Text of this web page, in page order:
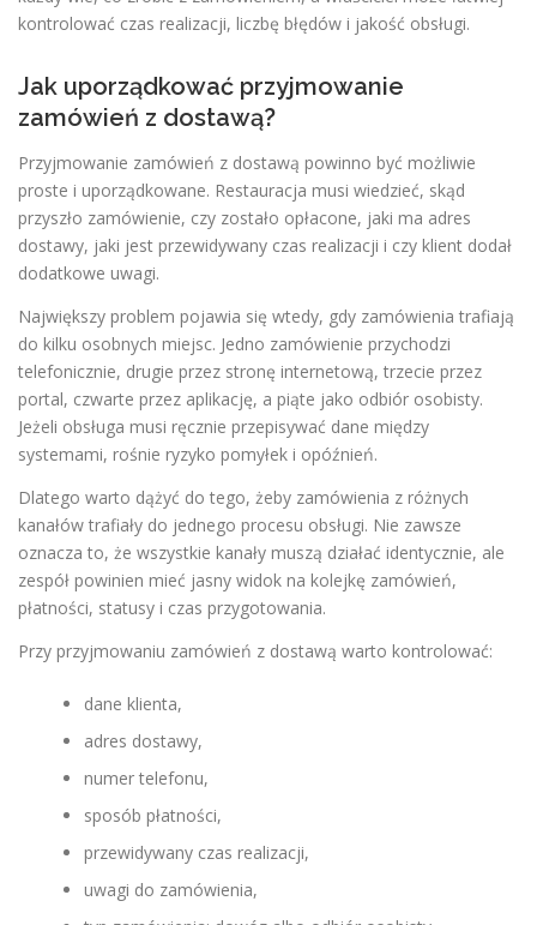
kontrolować czas realizacji, liczbę błędów i jakość obsługi.
Jak uporządkować przyjmowanie
zamówień z dostawą?
Przyjmowanie zamówień z dostawą powinno być możliwie
proste i uporządkowane. Restauracja musi wiedzieć, skąd
przyszło zamówienie, czy zostało opłacone, jaki ma adres
dostawy, jaki jest przewidywany czas realizacji i czy klient dodał
dodatkowe uwagi.
Największy problem pojawia się wtedy, gdy zamówienia trafiają
do kilku osobnych miejsc. Jedno zamówienie przychodzi
telefonicznie, drugie przez stronę internetową, trzecie przez
portal, czwarte przez aplikację, a piąte jako odbiór osobisty.
Jeżeli obsługa musi ręcznie przepisywać dane między
systemami, rośnie ryzyko pomyłek i opóźnień.
Dlatego warto dążyć do tego, żeby zamówienia z różnych
kanałów trafiały do jednego procesu obsługi. Nie zawsze
oznacza to, że wszystkie kanały muszą działać identycznie, ale
zespół powinien mieć jasny widok na kolejkę zamówień,
płatności, statusy i czas przygotowania.
Przy przyjmowaniu zamówień z dostawą warto kontrolować:
dane klienta,
adres dostawy,
numer telefonu,
sposób płatności,
przewidywany czas realizacji,
uwagi do zamówienia,